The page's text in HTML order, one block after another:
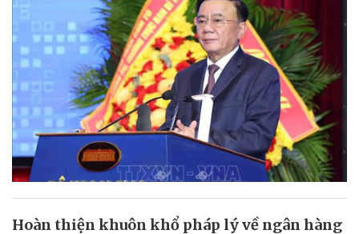
Hoàn thiện khuôn khổ pháp lý về ngân hàng